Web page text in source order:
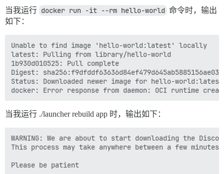
当我运行 docker run -it --rm hello-world 命令时，输出
如下：
Unable to find image 'hello-world:latest' locally
latest: Pulling from library/hello-world
1b930d010525: Pull complete
Digest:
Status: Downloaded newer image for hello-world:latest
当我运行 ./launcher rebuild app 时，输出如下：
WARNING: We are about to start downloading the
This process may take anywhere between a few
Please be patient